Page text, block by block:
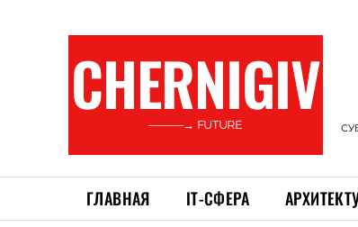
CHERNIGIV
———→ FUTURE
ГЛАВНАЯ ІТ-СФЕРА